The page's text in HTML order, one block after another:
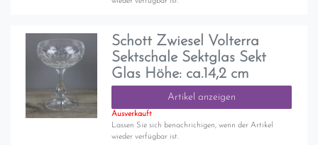
Schott Zwiesel Volterra
Sektschale Sektglas Sekt
Glas Höhe: ca.14,2 cm
Artikel anzeigen
Ausverkauft
Lassen Sie sich benachrichigen, wenn der Artikel
wieder verfügbar ist.